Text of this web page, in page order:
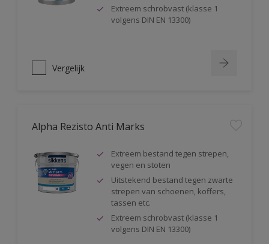
Extreem schrobvast (klasse 1
volgens DIN EN 13300)
Vergelijk
Alpha Rezisto Anti Marks
Extreem bestand tegen strepen,
vegen en stoten
Uitstekend bestand tegen zwarte
strepen van schoenen, koffers,
tassen etc.
Extreem schrobvast (klasse 1
volgens DIN EN 13300)